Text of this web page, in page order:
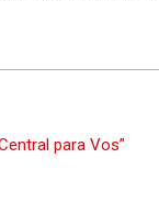
para Vos”